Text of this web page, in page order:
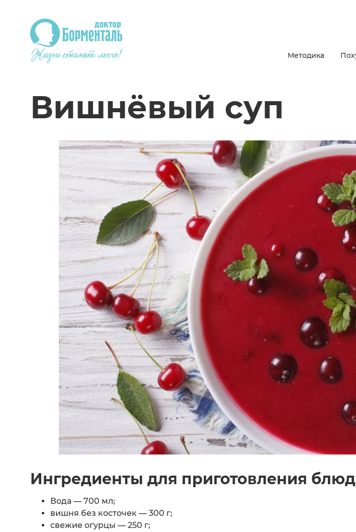
Методика
Вишнёвый суп
Ингредиенты для приготовления
Вода — 700 мл;
вишня без косточек — 300 г;
свежие огурцы — 250 г;